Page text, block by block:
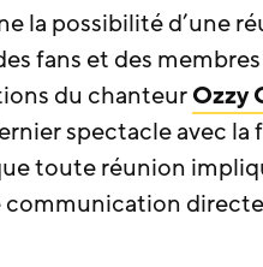
la possibilité d’une
fans et des
du chanteurOzzy
spectacle avec
toute réunion